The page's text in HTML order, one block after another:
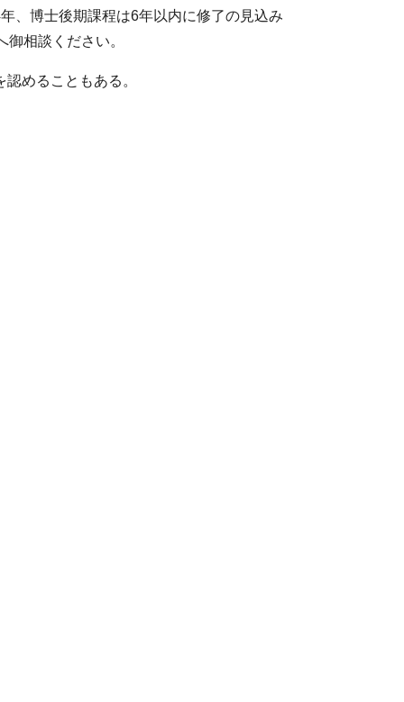
、博士後期課程は6年以内に修了の見込み
相談ください。
めることもある。